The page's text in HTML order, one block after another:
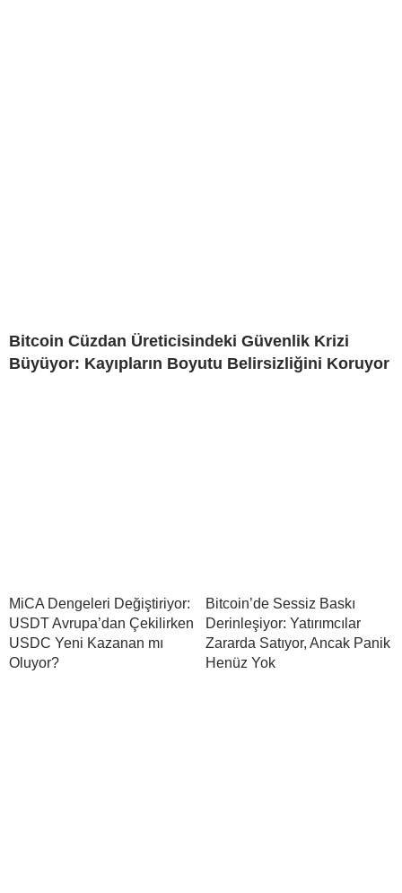
Bitcoin Cüzdan Üreticisindeki Güvenlik Krizi
Büyüyor: Kayıpların Boyutu Belirsizliğini Koruyor
MiCA Dengeleri Değiştiriyor:
USDT Avrupa’dan Çekilirken
USDC Yeni Kazanan mı
Oluyor?
Bitcoin’de Sessiz Baskı
Derinleşiyor: Yatırımcılar
Zararda Satıyor, Ancak Panik
Henüz Yok